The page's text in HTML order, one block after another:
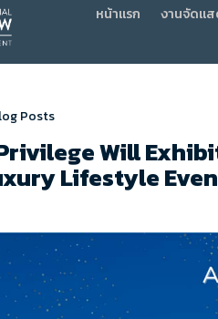
หน้าแรก งานจัดแ
Posts
Will
Lifestyle